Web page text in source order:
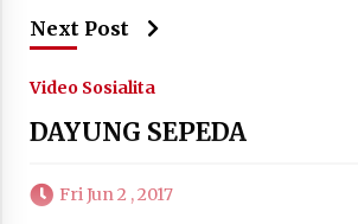
Next Post
Video Sosialita
DAYUNG SEPEDA
Fri Jun 2 , 2017